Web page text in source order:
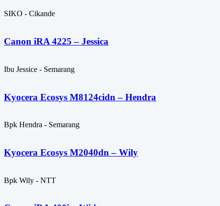
SIKO - Cikande
Canon iRA 4225 – Jessica
Ibu Jessice - Semarang
Kyocera Ecosys M8124cidn – Hendra
Bpk Hendra - Semarang
Kyocera Ecosys M2040dn – Wily
Bpk Wily - NTT